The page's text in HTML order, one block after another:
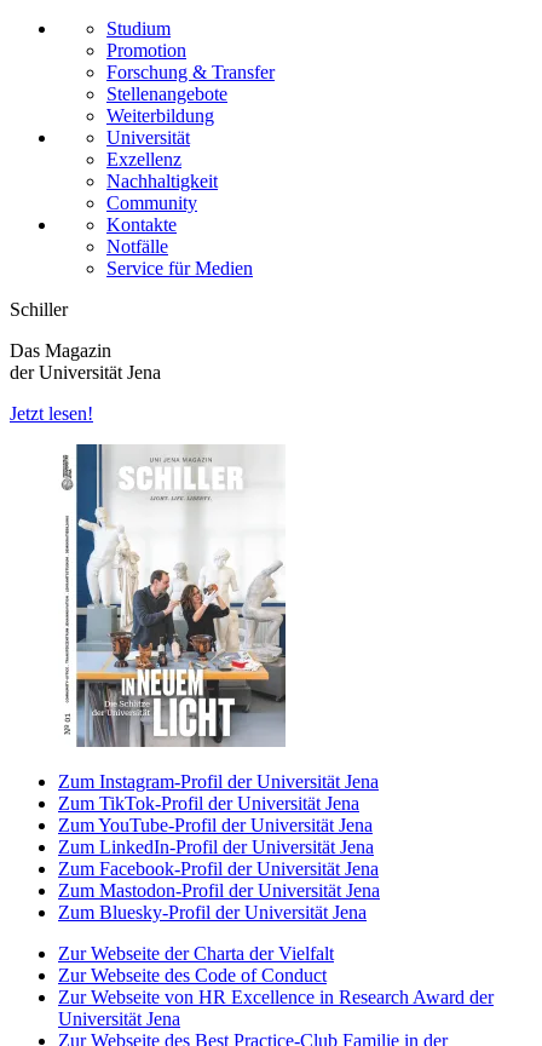
Studium
Promotion
Forschung & Transfer
Stellenangebote
Weiterbildung
Universität
Exzellenz
Nachhaltigkeit
Community
Kontakte
Notfälle
Service für Medien
Schiller
Das Magazin
der Universität Jena
Jetzt lesen!
Zum Instagram-Profil der Universität Jena
Zum TikTok-Profil der Universität Jena
Zum YouTube-Profil der Universität Jena
Zum LinkedIn-Profil der Universität Jena
Zum Facebook-Profil der Universität Jena
Zum Mastodon-Profil der Universität Jena
Zum Bluesky-Profil der Universität Jena
Zur Webseite der Charta der Vielfalt
Zur Webseite des Code of Conduct
Zur Webseite von HR Excellence in Research Award der
Universität Jena
Zur Webseite des Best Practice-Club Familie in der